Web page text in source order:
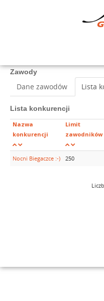
Zawody
Dane zawodów Lista
Lista konkurencji
Nazwa
konkurencji
Limit
zawodników
Nocni Biegaczce :-) 250